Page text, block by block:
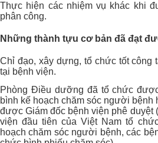
Thực hiện các nhiệm vụ khác khi
phân công.
Những thành tựu cơ bản đã đạt
Chỉ đạo, xây dựng, tổ chức tốt công
tại bệnh viện.
Phòng Điều dưỡng đã tổ chức
bình kế hoạch chăm sóc người bệnh
được Giám đốc bệnh viện phê duyệt
viện đầu tiên của Việt Nam tổ
hoạch chăm sóc người bệnh, các